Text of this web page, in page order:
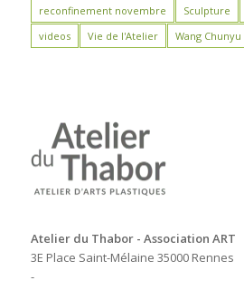
reconfinement novembre
Sculpture
videos
Vie de l'Atelier Wang Chunyu
Atelier du Thabor - Association ART
3E Place Saint-Mélaine 35000 Rennes
-